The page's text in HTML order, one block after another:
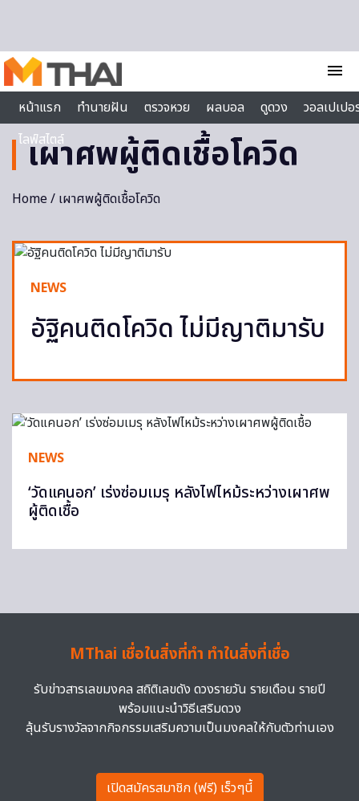
menu
หน้าแรก
ทำนายฝัน ตรวจหวย ผลบอล ดูดวง
วอลเปเป
ไลฟ์สไตล์
เผาศพผู้ติดเชื้อโควิด
Home/ เผาศพผู้ติดเชื้อโควิด
NEWS
อัฐิคนติดโควิด ไม่มีญาติมารับ
NEWS
‘วัดแคนอก’ เร่งซ่อมเมรุ หลังไฟไหม้ระหว่างเผาศพ
ผู้ติดเชื้อ
MThai เชื่อในสิ่งที่ทำ ทำในสิ่งที่เชื่อ
รับข่าวสารเลขมงคล สถิติเลขดัง ดวงรายวัน รายเดือน รายปี
พร้อมแนะนำวิธีเสริมดวง
ลุ้นรับรางวัลจากกิจกรรมเสริมความเป็นมงคลให้กับตัวท่านเอง
เปิดสมัครสมาชิก (ฟรี) เร็วๆนี้